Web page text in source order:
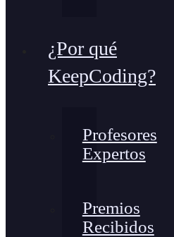
¿Por qué
KeepCoding?
Profesores
Expertos
Premios
Recibidos